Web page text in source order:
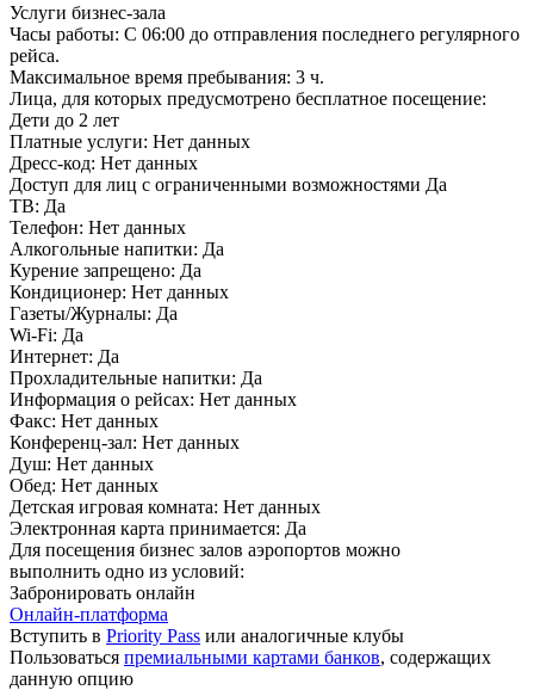
Услуги бизнес-зала
Часы работы: С 06:00 до отправления последнего регулярного
рейса.
Максимальное время пребывания: 3 ч.
Лица, для которых предусмотрено бесплатное посещение:
Дети до 2 лет
Платные услуги: Нет данных
Дресс-код: Нет данных
Доступ для лиц с ограниченными возможностями Да
ТВ: Да
Телефон: Нет данных
Алкогольные напитки: Да
Курение запрещено: Да
Кондиционер: Нет данных
Газеты/Журналы: Да
Wi-Fi: Да
Интернет: Да
Прохладительные напитки: Да
Информация о рейсах: Нет данных
Факс: Нет данных
Конференц-зал: Нет данных
Душ: Нет данных
Обед: Нет данных
Детская игровая комната: Нет данных
Электронная карта принимается: Да
Для посещения бизнес залов аэропортов можно
выполнить одно из условий:
Забронировать онлайн
Онлайн-платформа
Вступить в Priority Pass или аналогичные клубы
Пользоваться премиальными картами банков, содержащих
данную опцию